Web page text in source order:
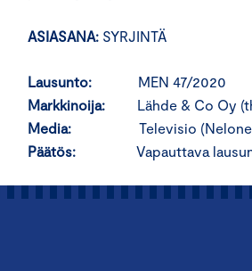
ASIASANA: SYRJINTÄ
Lausunto: MEN 47/2020
Markkinoija: Lähde & Co Oy
Media: Televisio
Päätös: Vapauttava